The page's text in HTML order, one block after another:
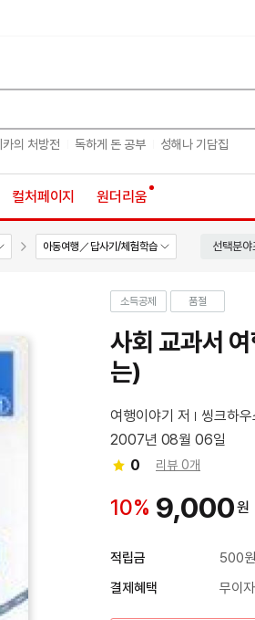
의 처방전 독하게 돈 공부 성해나 기담집
컬처페이지 원더리움
아동여행／답사기/체험학습 선택분야
소득공제 품절
사회 교과서
는)
여행이야기 저
씽크하우
2007년 08월 06일
0
리뷰 0개
10% 9,000원
적립금 500원
결제혜택 무이